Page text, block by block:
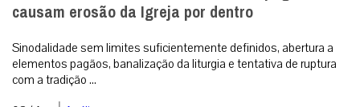
Análise
Brasil
Doação